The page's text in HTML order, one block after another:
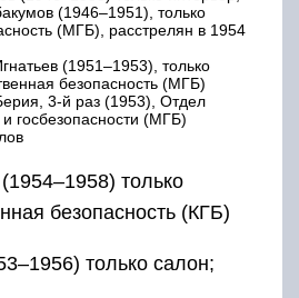
(1946–1951), только
(МГБ), расстрелян в 1954
(1951–1953), только
безопасность (МГБ)
3-й раз (1953), Отдел
госбезопасности (МГБ)
только
безопасность (КГБ)
только салон;